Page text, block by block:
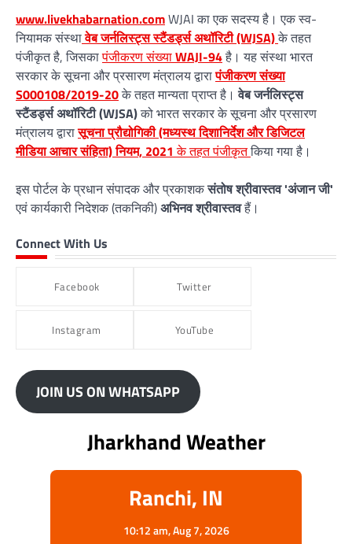
www.livekhabarnation.comWJAI का एक सदस्य है। एक स्व-
नियामक संस्थावेब जर्नलिस्ट्स स्टैंडर्ड्स अथॉरिटी (WJSA)के तहत
पंजीकृत है, जिसकापंजीकरण संख्याWAJI-94है। यह संस्था भारत
सरकार के सूचना और प्रसारण मंत्रालय द्वारापंजीकरण संख्या
S000108/2019-20के तहत मान्यता प्राप्त है।वेब जर्नलिस्ट्स
स्टैंडर्ड्स अथॉरिटी (WJSA)को भारत सरकार के सूचना और प्रसारण
मंत्रालय द्वारासूचना प्रौद्योगिकी (मध्यस्थ दिशानिर्देश और डिजिटल
मीडिया आचार संहिता) नियम, 2021 के तहत पंजीकृतकिया गया है।
इस पोर्टल के प्रधान संपादक और प्रकाशकसंतोष श्रीवास्तव 'अंजान जी'
एवं कार्यकारी निदेशक (तकनिकी)अभिनव श्रीवास्तवहैं।
Connect With Us
Facebook Twitter
Instagram YouTube
JOIN US ON WHATSAPP
Jharkhand Weather
Ranchi, IN
10:12 am,Aug 7, 2026